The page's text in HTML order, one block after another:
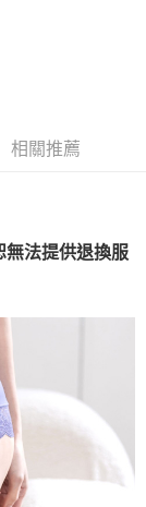
相關推薦
無法提供退換服